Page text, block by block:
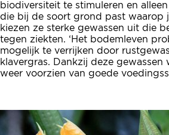
biodiversiteit te stimuleren en
die bij de soort grond past waarop
kiezen ze sterke gewassen uit die
tegen ziekten. ‘Het bodemleven
mogelijk te verrijken door
klavergras. Dankzij deze
weer voorzien van goede